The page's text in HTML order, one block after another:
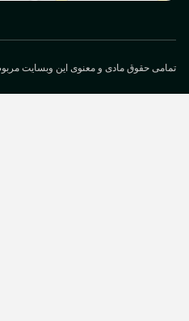
حقوق مادی و معنوی این وبسایت مربوط به